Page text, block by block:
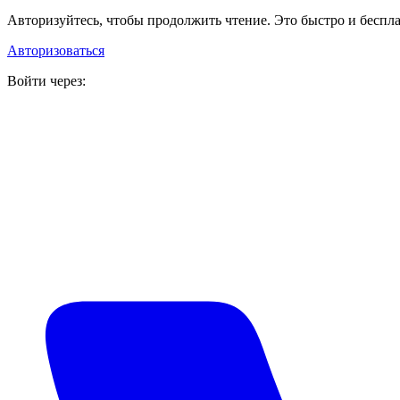
Авторизуйтесь, чтобы продолжить чтение. Это быстро и
Авторизоваться
Войти через: